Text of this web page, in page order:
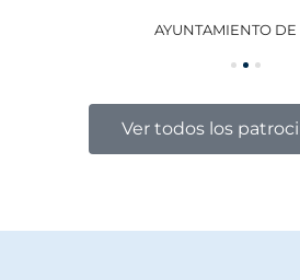
AYUNTAMIENTO DE
Ver todos los